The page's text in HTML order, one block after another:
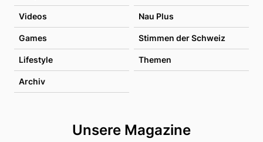
Videos Nau Plus
Games Stimmen der Schweiz
Lifestyle Themen
Archiv
Unsere Magazine